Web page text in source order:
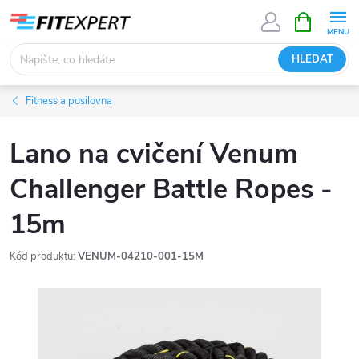
obsah
HLEDAT
NÁKUPNÍ
KOŠÍK
Fitness a posilovna
Lano na cvičení Venum
Challenger Battle Ropes -
15m
Kód produktu: VENUM-04210-001-15M